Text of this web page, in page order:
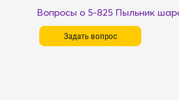
Вопросы о 5-825 Пыльник